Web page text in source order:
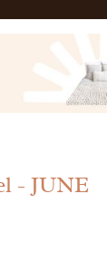
- JUNE